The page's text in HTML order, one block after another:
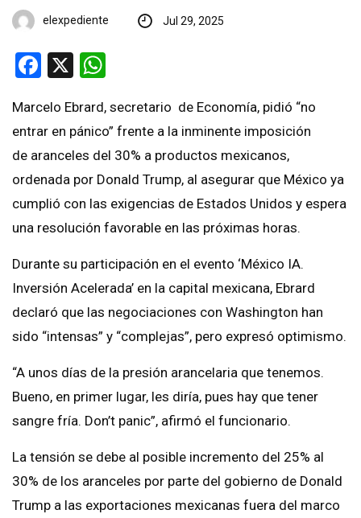
elexpediente Jul 29, 2025
Facebook
X
Marcelo Ebrard, secretario de Economía, pidió “no
entrar en pánico” frente a la inminente imposición
de aranceles del 30% a productos mexicanos,
ordenada por Donald Trump, al asegurar que México ya
cumplió con las exigencias de Estados Unidos y espera
una resolución favorable en las próximas horas.
Durante su participación en el evento ‘México IA.
Inversión Acelerada’ en la capital mexicana, Ebrard
declaró que las negociaciones con Washington han
sido “intensas” y “complejas”, pero expresó optimismo.
“A unos días de la presión arancelaria que tenemos.
Bueno, en primer lugar, les diría, pues hay que tener
sangre fría. Don’t panic”, afirmó el funcionario.
La tensión se debe al posible incremento del 25% al
30% de los aranceles por parte del gobierno de Donald
Trump a las exportaciones mexicanas fuera del marco